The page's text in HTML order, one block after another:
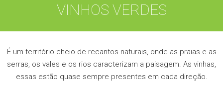
VINHOS VERDES
É um território cheio de recantos naturais, onde as praias e as
serras, os vales e os rios caracterizam a paisagem. As vinhas,
essas estão quase sempre presentes em cada direção.